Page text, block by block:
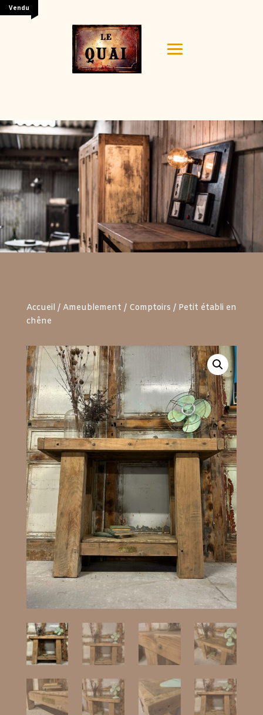
Vendu
Your content goes here. Edit or remove this text inline
or in the module Content settings. You can also style
every aspect of this content in the module Design
settings and even apply custom CSS to this text in the
module Advanced settings.
Accueil / Ameublement / Comptoirs / Petit établi en
chêne